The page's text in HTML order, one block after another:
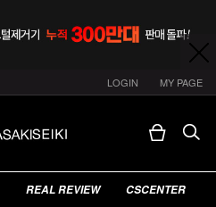
LOGIN MY PAGE
REAL REVIEW CSCENTER